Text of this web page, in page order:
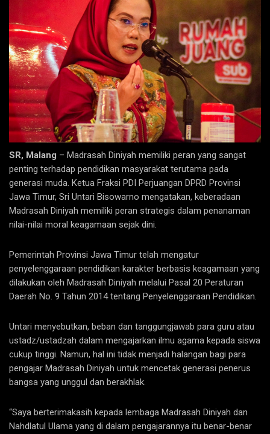
SR, Malang – Madrasah Diniyah memiliki peran yang sangat
penting terhadap pendidikan masyarakat terutama pada
generasi muda. Ketua Fraksi PDI Perjuangan DPRD Provinsi
Jawa Timur, Sri Untari Bisowarno mengatakan, keberadaan
Madrasah Diniyah memiliki peran strategis dalam penanaman
nilai-nilai moral keagamaan sejak dini.
Pemerintah Provinsi Jawa Timur telah mengatur
penyelenggaraan pendidikan karakter berbasis keagamaan yang
dilakukan oleh Madrasah Diniyah melalui Pasal 20 Peraturan
Daerah No. 9 Tahun 2014 tentang Penyelenggaraan Pendidikan.
Untari menyebutkan, beban dan tanggungjawab para guru atau
ustadz/ustadzah dalam mengajarkan ilmu agama kepada siswa
cukup tinggi. Namun, hal ini tidak menjadi halangan bagi para
pengajar Madrasah Diniyah untuk mencetak generasi penerus
bangsa yang unggul dan berakhlak.
“Saya berterimakasih kepada lembaga Madrasah Diniyah dan
Nahdlatul Ulama yang di dalam pengajarannya itu benar-benar